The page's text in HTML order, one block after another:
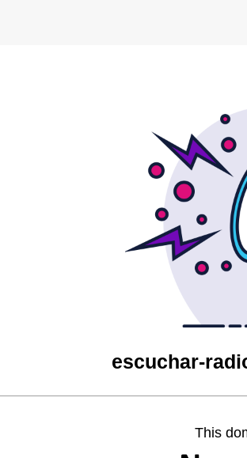
escuchar-
This